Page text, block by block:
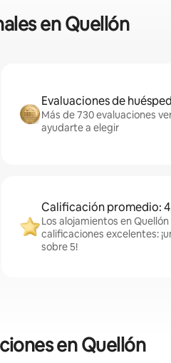
en Quellón
Evaluaciones de
Más de 730 evaluaciones
ayudarte a elegir
Calificación promedio:
Los alojamientos en
calificaciones excelentes:
sobre 5!
en Quellón